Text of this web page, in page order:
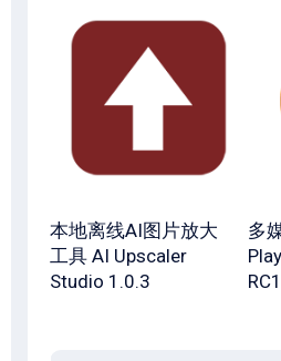
本地离线AI图片放大
工具 AI Upscaler
Studio 1.0.3
多
RC1